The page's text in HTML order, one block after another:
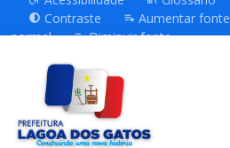
Contraste
Aumentar fonte
normal
Diminuir fonte